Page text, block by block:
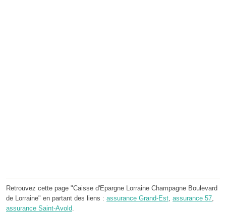
Retrouvez cette page "Caisse d'Epargne Lorraine Champagne Boulevard
de Lorraine" en partant des liens : assurance Grand-Est assurance 57
assurance Saint-Avold